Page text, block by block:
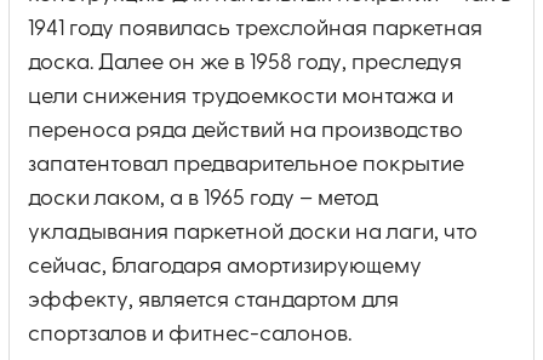
1941 году появилась трехслойная паркетная
доска. Далее он же в 1958 году, преследуя
цели снижения трудоемкости монтажа и
переноса ряда действий на производство
запатентовал предварительное покрытие
доски лаком, а в 1965 году – метод
укладывания паркетной доски на лаги, что
сейчас, благодаря амортизирующему
эффекту, является стандартом для
спортзалов и фитнес-салонов.